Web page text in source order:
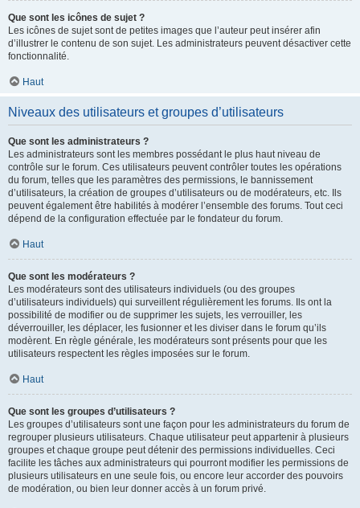
Que sont les icônes de sujet ?
Les icônes de sujet sont de petites images que l’auteur peut insérer afin
d’illustrer le contenu de son sujet. Les administrateurs peuvent désactiver cette
fonctionnalité.
Haut
Niveaux des utilisateurs et groupes d’utilisateurs
Que sont les administrateurs ?
Les administrateurs sont les membres possédant le plus haut niveau de
contrôle sur le forum. Ces utilisateurs peuvent contrôler toutes les opérations
du forum, telles que les paramètres des permissions, le bannissement
d’utilisateurs, la création de groupes d’utilisateurs ou de modérateurs, etc. Ils
peuvent également être habilités à modérer l’ensemble des forums. Tout ceci
dépend de la configuration effectuée par le fondateur du forum.
Haut
Que sont les modérateurs ?
Les modérateurs sont des utilisateurs individuels (ou des groupes
d’utilisateurs individuels) qui surveillent régulièrement les forums. Ils ont la
possibilité de modifier ou de supprimer les sujets, les verrouiller, les
déverrouiller, les déplacer, les fusionner et les diviser dans le forum qu’ils
modèrent. En règle générale, les modérateurs sont présents pour que les
utilisateurs respectent les règles imposées sur le forum.
Haut
Que sont les groupes d’utilisateurs ?
Les groupes d’utilisateurs sont une façon pour les administrateurs du forum de
regrouper plusieurs utilisateurs. Chaque utilisateur peut appartenir à plusieurs
groupes et chaque groupe peut détenir des permissions individuelles. Ceci
facilite les tâches aux administrateurs qui pourront modifier les permissions de
plusieurs utilisateurs en une seule fois, ou encore leur accorder des pouvoirs
de modération, ou bien leur donner accès à un forum privé.